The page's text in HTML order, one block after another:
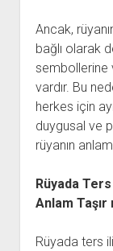
Ancak,
bağlı olarak
sembollerine
vardır. Bu
herkes için
duygusal ve
rüyanın
Rüyada
Anlam Taşır
Rüyada ters